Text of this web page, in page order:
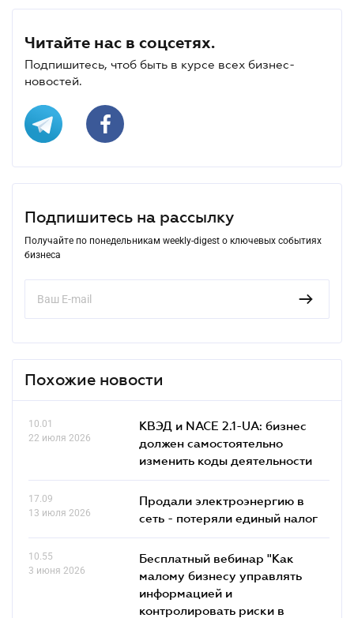
Читайте нас в соцсетях.
Подпишитесь, чтоб быть в курсе всех бизнес-
новостей.
Подпишитесь на рассылку
Получайте по понедельникам weekly-digest о ключевых событиях
бизнеса
Похожие новости
10.01
22 июля 2026
КВЭД и NACE 2.1-UA: бизнес
должен самостоятельно
изменить коды деятельности
17.09
13 июля 2026
Продали электроэнергию в
сеть - потеряли единый налог
10.55
3 июня 2026
Бесплатный вебинар "Как
малому бизнесу управлять
информацией и
контролировать риски в